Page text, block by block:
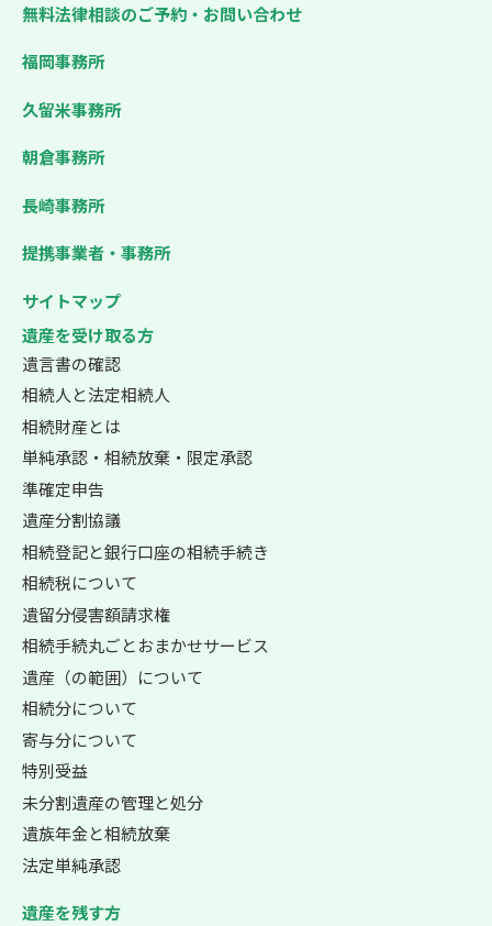
無料法律相談のご予約・お問い合わせ
福岡事務所
久留米事務所
朝倉事務所
長崎事務所
提携事業者・事務所
サイトマップ
遺産を受け取る方
遺言書の確認
相続人と法定相続人
相続財産とは
単純承認・相続放棄・限定承認
準確定申告
遺産分割協議
相続登記と銀行口座の相続手続き
相続税について
遺留分侵害額請求権
相続手続丸ごとおまかせサービス
遺産（の範囲）について
相続分について
寄与分について
特別受益
未分割遺産の管理と処分
遺族年金と相続放棄
法定単純承認
遺産を残す方